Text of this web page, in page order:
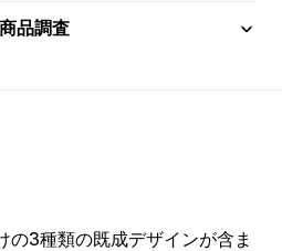
商品調査
の3種類の既成デザインが含ま